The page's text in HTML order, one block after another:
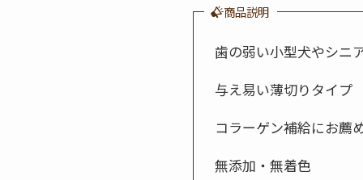
商品説明
歯の弱い小型犬やシニ
与え易い薄切りタイプ
コラーゲン補給にお薦め
無添加・無着色